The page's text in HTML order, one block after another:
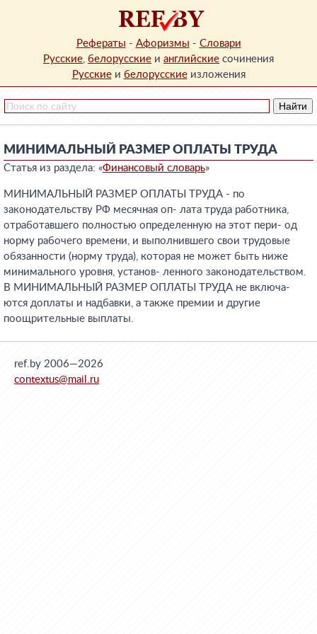
Рефераты - Афоризмы - Словари
Русские, белорусские и английские сочинения
Русскиеи белорусскиеизложения
МИНИМАЛЬНЫЙ РАЗМЕР ОПЛАТЫ ТРУДА
Статья из раздела: «Финансовый словарь»
МИНИМАЛЬНЫЙ РАЗМЕР ОПЛАТЫ ТРУДА - по
законодательству РФ месячная оп- лата труда работника,
отработавшего полностью определенную на этот пери- од
норму рабочего времени, и выполнившего свои трудовые
обязанности (норму труда), которая не может быть ниже
минимального уровня, установ- ленного законодательством.
В МИНИМАЛЬНЫЙ РАЗМЕР ОПЛАТЫ ТРУДА не включа-
ются доплаты и надбавки, а также премии и другие
поощрительные выплаты.
ref.by 2006—2026
contextus@mail.ru